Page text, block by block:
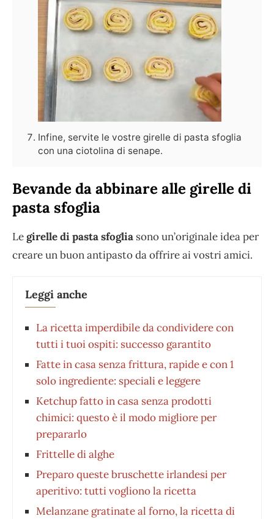
Infine, servite le vostre girelle di pasta sfoglia
con una ciotolina di senape.
Bevande da abbinare alle girelle di
pasta sfoglia
Legirelle di pasta sfoglia sono un’originale idea per
creare un buon antipasto da offrire ai vostri amici.
Leggi anche
La ricetta imperdibile da condividere con
tutti i tuoi ospiti: successo garantito
Fatte in casa senza frittura, rapide e con 1
solo ingrediente: speciali e leggere
Ketchup fatto in casa senza prodotti
chimici: questo è il modo migliore per
prepararlo
Frittelle di alghe
Preparo queste bruschette irlandesi per
aperitivo: tutti vogliono la ricetta
Melanzane gratinate al forno, la ricetta di